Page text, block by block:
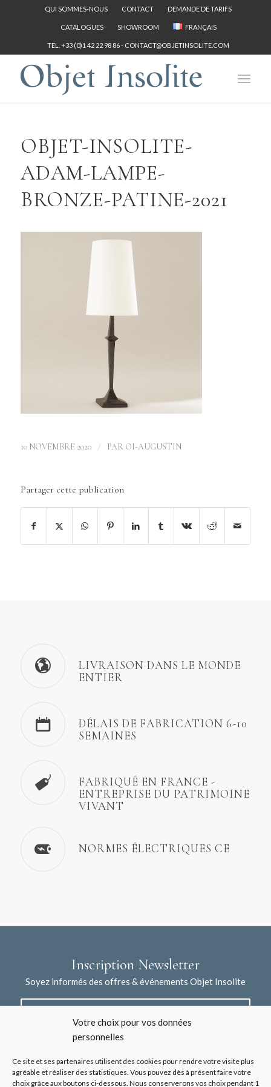
Votre choix pour vos données
personnelles
Ce site et ses partenaires utilisent des cookies pour rendre votre visite plus
agréable et réaliser des statistiques. Vous pouvez dès à présent faire votre
choix grâce aux boutons ci-dessous. Nous conserverons vos choix pendant 1
QUI SOMMES-NOUS CONTACT DEMANDE DE TARIFS
CATALOGUES SHOWROOM FRANÇAIS
TEL. +33 (0)1 42 22 98 86 - CONTACT@OBJETINSOLITE.COM
OBJET-INSOLITE-
ADAM-LAMPE-
BRONZE-PATINE-2021
10 NOVEMBRE 2020 / PAR OI-AUGUSTIN
Partager cette publication
LIVRAISON DANS LE MONDE
ENTIER
DÉLAIS DE FABRICATION 6-10
SEMAINES
FABRIQUÉ EN FRANCE -
ENTREPRISE DU PATRIMOINE
VIVANT
NORMES ÉLECTRIQUES CE
Inscription Newsletter
Soyez informés des offres & événements Objet Insolite